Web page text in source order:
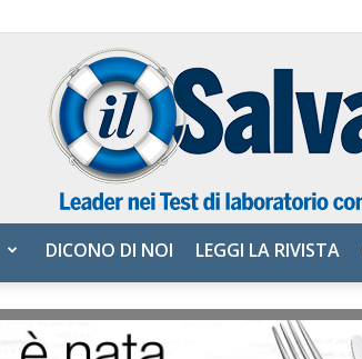
DICONO DI NOI LEGGI LA RIVISTA